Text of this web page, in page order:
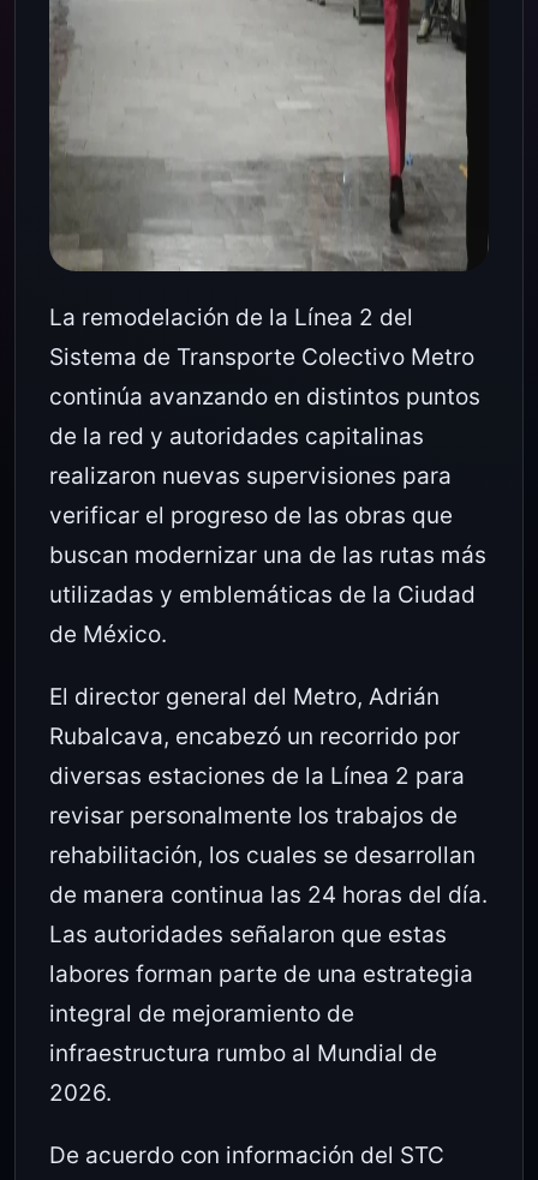
La remodelación de la Línea 2 del
Sistema de Transporte Colectivo Metro
continúa avanzando en distintos puntos
de la red y autoridades capitalinas
realizaron nuevas supervisiones para
verificar el progreso de las obras que
buscan modernizar una de las rutas más
utilizadas y emblemáticas de la Ciudad
de México.
El director general del Metro, Adrián
Rubalcava, encabezó un recorrido por
diversas estaciones de la Línea 2 para
revisar personalmente los trabajos de
rehabilitación, los cuales se desarrollan
de manera continua las 24 horas del día.
Las autoridades señalaron que estas
labores forman parte de una estrategia
integral de mejoramiento de
infraestructura rumbo al Mundial de
2026.
De acuerdo con información del STC